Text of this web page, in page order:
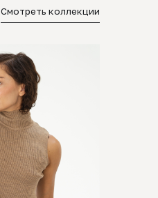
Смотреть коллекции